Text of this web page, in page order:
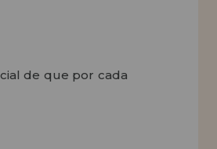
de que por cada